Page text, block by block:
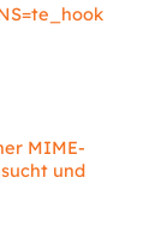
MIME-
und